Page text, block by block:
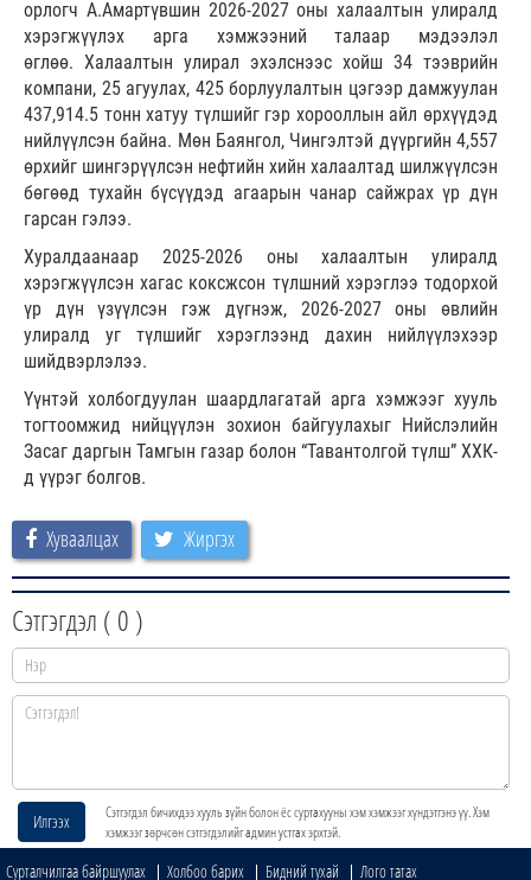
орлогч А.Амартүвшин 2026-2027 оны халаалтын улиралд
хэрэгжүүлэх арга хэмжээний талаар мэдээлэл
өглөө. Халаалтын улирал эхэлснээс хойш 34 тээврийн
компани, 25 агуулах, 425 борлуулалтын цэгээр дамжуулан
437,914.5 тонн хатуу түлшийг гэр хорооллын айл өрхүүдэд
нийлүүлсэн байна. Мөн Баянгол, Чингэлтэй дүүргийн 4,557
өрхийг шингэрүүлсэн нефтийн хийн халаалтад шилжүүлсэн
бөгөөд тухайн бүсүүдэд агаарын чанар сайжрах үр дүн
гарсан гэлээ.
Хуралдаанаар 2025-2026 оны халаалтын улиралд
хэрэгжүүлсэн хагас коксжсон түлшний хэрэглээ тодорхой
үр дүн үзүүлсэн гэж дүгнэж, 2026-2027 оны өвлийн
улиралд уг түлшийг хэрэглээнд дахин нийлүүлэхээр
шийдвэрлэлээ.
Үүнтэй холбогдуулан шаардлагатай арга хэмжээг хууль
тогтоомжид нийцүүлэн зохион байгуулахыг Нийслэлийн
Засаг даргын Тамгын газар болон “Тавантолгой түлш” ХХК-
д үүрэг болгов.
Хуваалцах Жиргэх
Сэтгэгдэл ( 0 )
Илгээх
Сэтгэгдэл бичихдээ хууль зүйн болон ёс суртахууны хэм хэмжээг хүндэтгэнэ үү. Хэм
хэмжээг зөрчсөн сэтгэгдэлийг админ устгах эрхтэй.
Сурталчилгаа байршуулах Холбоо барих Бидний тухай Лого татах